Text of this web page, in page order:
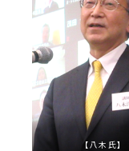
【八木氏】